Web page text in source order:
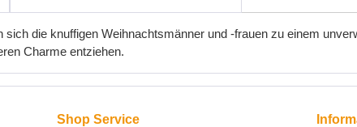
sich die knuffigen Weihnachtsmänner und -frauen zu einem
Charme entziehen.
Shop Service